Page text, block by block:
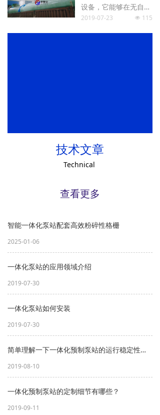
水、生活雨污水提升、
防汛应急排水、农业灌
设备，它能够在无自流
条件的情况下将水从底
处提升到某一个高处，
넶 115
2019-07-23
技术文章
Technical
查看更多
智能一体化泵站配套高效粉碎性格栅
2025-01-06
一体化泵站的应用领域介绍
2019-07-30
一体化泵站如何安装
2019-07-30
简单理解一下一体化预制泵站的运行稳定性都体现在了哪些方面
2019-08-10
一体化预制泵站的定制细节有哪些？
2019-09-11